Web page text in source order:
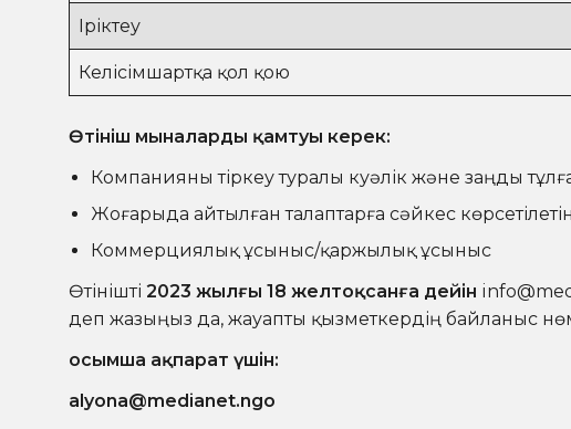
Іріктеу
Келісімшартқа қол қою
Өтініш мыналарды қамтуы керек:
Компанияны тіркеу туралы куәлік және заңды
Жоғарыда айтылған талаптарға сәйкес
Коммерциялық ұсыныс/қаржылық ұсыныс
Өтінішті 2023 жылғы 18 желтоқсанға дейін
деп жазыңыз да, жауапты қызметкердің байланыс
Қосымша ақпарат үшін:
alyona@medianet.ngo